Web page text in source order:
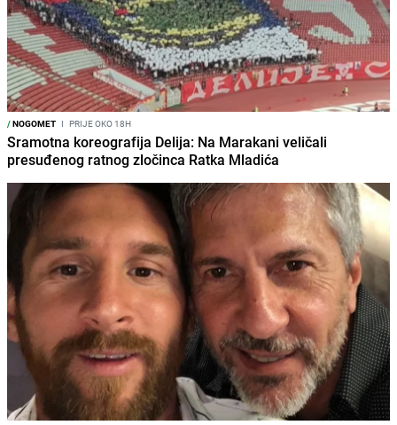
/NOGOMET I PRIJE OKO 18H
Sramotna koreografija Delija: Na Marakani veličali
presuđenog ratnog zločinca Ratka Mladića